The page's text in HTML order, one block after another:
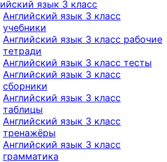
язык 3 класс
Английский язык 3 класс
учебники
Английский язык 3 класс рабочие
тетради
Английский язык 3 класс тесты
Английский язык 3 класс
сборники
Английский язык 3 класс
таблицы
Английский язык 3 класс
тренажёры
Английский язык 3 класс
грамматика